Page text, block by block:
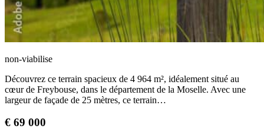
non-viabilise
Découvrez ce terrain spacieux de 4 964 m², idéalement situé au
cœur de Freybouse, dans le département de la Moselle. Avec une
largeur de façade de 25 mètres, ce terrain…
€ 69 000